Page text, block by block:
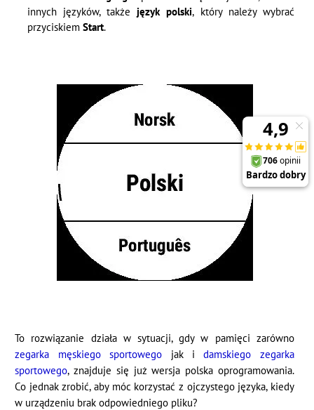
innych języków, takżejęzyk polski, który należy wybrać
przyciskiem Start.
To rozwiązanie działa w sytuacji, gdy w pamięci zarówno
zegarka męskiego sportowego jak idamskiego zegarka
sportowego, znajduje się już wersja polska oprogramowania.
Co jednak zrobić, aby móc korzystać z ojczystego języka, kiedy
w urządzeniu brak odpowiedniego pliku?